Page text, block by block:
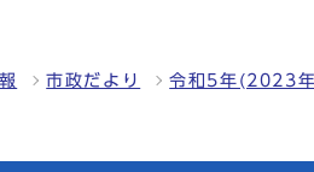
市政だより 令和5年(2023